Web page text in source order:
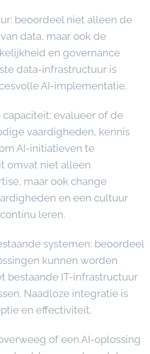
beoordeel niet alleen de
data, maar ook de
en governance
data-infrastructuur is
AI-implementatie.
evalueer of de
vaardigheden, kennis
AI-initiatieven te
omvat niet alleen
maar ook change
en een cultuur
leren.
systemen: beoordeel
kunnen worden
bestaande IT-infrastructuur
Naadloze integratie is
en effectiviteit.
of een AI-oplossing